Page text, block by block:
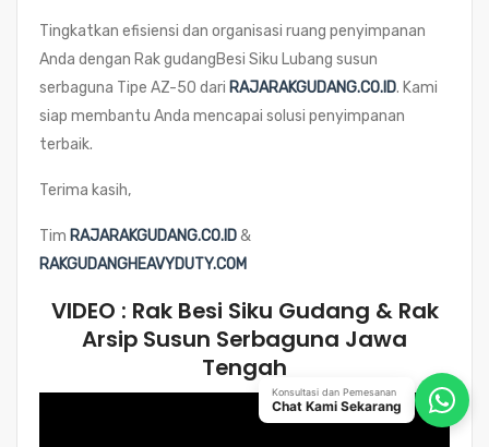
Tingkatkan efisiensi dan organisasi ruang penyimpanan
Anda dengan Rak gudangBesi Siku Lubang susun
serbaguna Tipe AZ-50 dari RAJARAKGUDANG.CO.ID. Kami
siap membantu Anda mencapai solusi penyimpanan
terbaik.
Terima kasih,
Tim RAJARAKGUDANG.CO.ID&
RAKGUDANGHEAVYDUTY.COM
VIDEO : Rak Besi Siku Gudang & Rak
Arsip Susun Serbaguna Jawa
Tengah
Konsultasi dan Pemesanan
Chat Kami Sekarang